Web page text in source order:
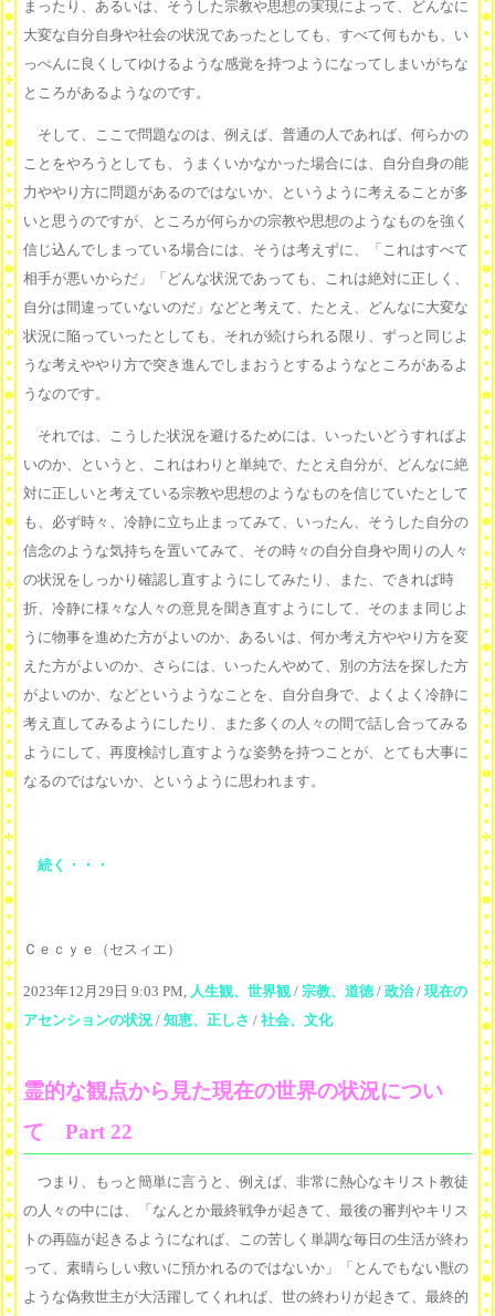
まったり、あるいは、そうした宗教や思想の実現によって、どんなに
大変な自分自身や社会の状況であったとしても、すべて何もかも、い
っぺんに良くしてゆけるような感覚を持つようになってしまいがちな
ところがあるようなのです。
そして、ここで問題なのは、例えば、普通の人であれば、何らかの
ことをやろうとしても、うまくいかなかった場合には、自分自身の能
力ややり方に問題があるのではないか、というように考えることが多
いと思うのですが、ところが何らかの宗教や思想のようなものを強く
信じ込んでしまっている場合には、そうは考えずに、「これはすべて
相手が悪いからだ」「どんな状況であっても、これは絶対に正しく、
自分は間違っていないのだ」などと考えて、たとえ、どんなに大変な
状況に陥っていったとしても、それが続けられる限り、ずっと同じよ
うな考えややり方で突き進んでしまおうとするようなところがあるよ
うなのです。
それでは、こうした状況を避けるためには、いったいどうすればよ
いのか、というと、これはわりと単純で、たとえ自分が、どんなに絶
対に正しいと考えている宗教や思想のようなものを信じていたとして
も、必ず時々、冷静に立ち止まってみて、いったん、そうした自分の
信念のような気持ちを置いてみて、その時々の自分自身や周りの人々
の状況をしっかり確認し直すようにしてみたり、また、できれば時
折、冷静に様々な人々の意見を聞き直すようにして、そのまま同じよ
うに物事を進めた方がよいのか、あるいは、何か考え方ややり方を変
えた方がよいのか、さらには、いったんやめて、別の方法を探した方
がよいのか、などというようなことを、自分自身で、よくよく冷静に
考え直してみるようにしたり、また多くの人々の間で話し合ってみる
ようにして、再度検討し直すような姿勢を持つことが、とても大事に
なるのではないか、というように思われます。
続く・・・
Ｃｅｃｙｅ（セスィエ）
2023年12月29日 9:03 PM, 人生観、世界観 / 宗教、道徳/ 政治/ 現在の
アセンションの状況 / 知恵、正しさ / 社会、文化
霊的な観点から見た現在の世界の状況につい
て Part 22
つまり、もっと簡単に言うと、例えば、非常に熱心なキリスト教徒
の人々の中には、「なんとか最終戦争が起きて、最後の審判やキリス
トの再臨が起きるようになれば、この苦しく単調な毎日の生活が終わ
って、素晴らしい救いに預かれるのではないか」「とんでもない獣の
ような偽救世主が大活躍してくれれば、世の終わりが起きて、最終的